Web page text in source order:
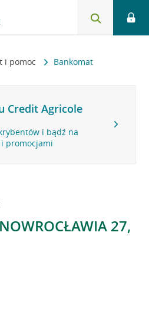
i pomoc Bankomat
Credit Agricole
i bądź na
promocjami
27,